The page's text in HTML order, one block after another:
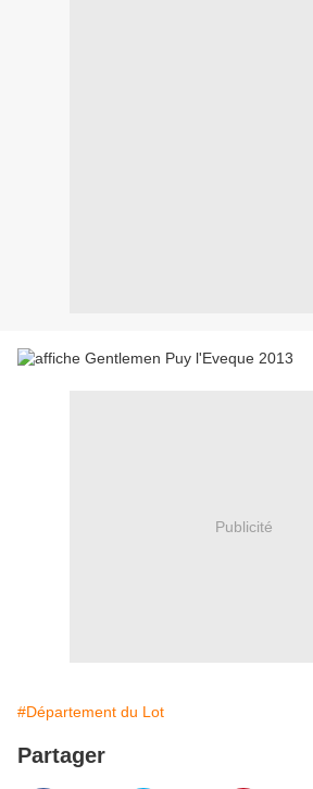
Publicité
#Département du Lot
Partager